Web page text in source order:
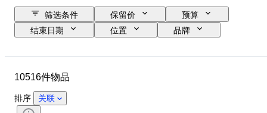
筛选条件 保留价
预算
结束日期
位置
品牌
状态
课题
颜色
10516件物品
排序 关联